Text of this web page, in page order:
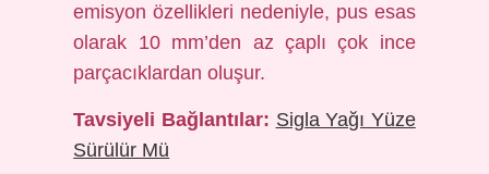
emisyon özellikleri nedeniyle, pus esas
olarak 10 mm’den az çaplı çok ince
parçacıklardan oluşur.
Tavsiyeli Bağlantılar: Sigla Yağı Yüze
Sürülür Mü